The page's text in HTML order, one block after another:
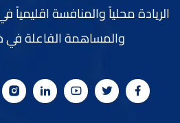
الريادة محلياً والمنافسة اقليمياً
والمساهمة الفاعلة في